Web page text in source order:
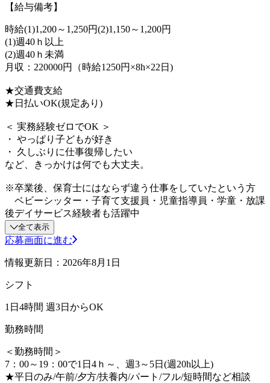
【給与備考】
時給(1)1,200～1,250円(2)1,150～1,200円
(1)週40ｈ以上
(2)週40ｈ未満
月収：220000円（時給1250円×8h×22日)
★交通費支給
★日払いOK(規定あり)
＜ 実務経験ゼロでOK ＞
・ やっぱり子どもが好き
・ 久しぶりに仕事復帰したい
など、きっかけは何でも大丈夫。
※卒業後、保育士にはならず違う仕事をしていたという方
ベビーシッター・子育て支援員・児童指導員・学童・放課
後デイサービス経験者も活躍中
全て表示
応募画面に進む
情報更新日：2026年8月1日
シフト
1日4時間 週3日からOK
勤務時間
＜勤務時間＞
7：00～19：00で1日4ｈ～、週3～5日(週20h以上)
★平日のみ/午前/夕方/扶養内/パート/フル/短時間など相談